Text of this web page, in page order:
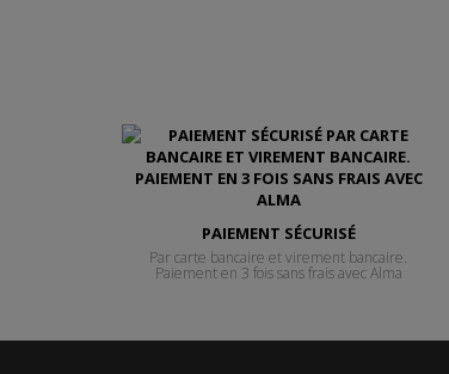
PAIEMENT SÉCURISÉ
Par carte bancaire et virement bancaire.
Paiement en 3 fois sans frais avec Alma